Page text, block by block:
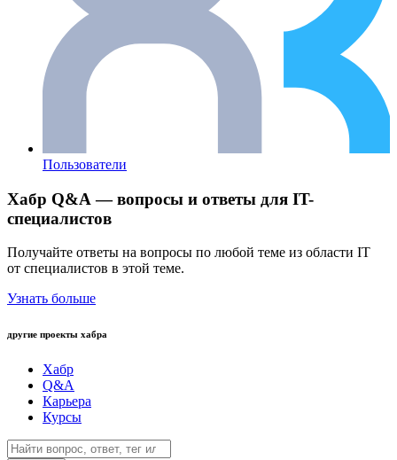
Пользователи
Хабр Q&A — вопросы и ответы для IT-
специалистов
Получайте ответы на вопросы по любой теме из области IT
от специалистов в этой теме.
Узнать больше
другие проекты хабра
Хабр
Q&A
Карьера
Курсы